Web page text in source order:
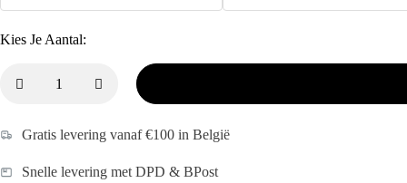
Kies Je Aantal:
Gratis levering vanaf €100 in België
Snelle levering met DPD & BPost